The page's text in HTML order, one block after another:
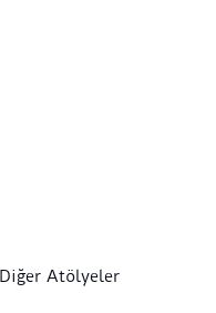
Diğer Atölyeler